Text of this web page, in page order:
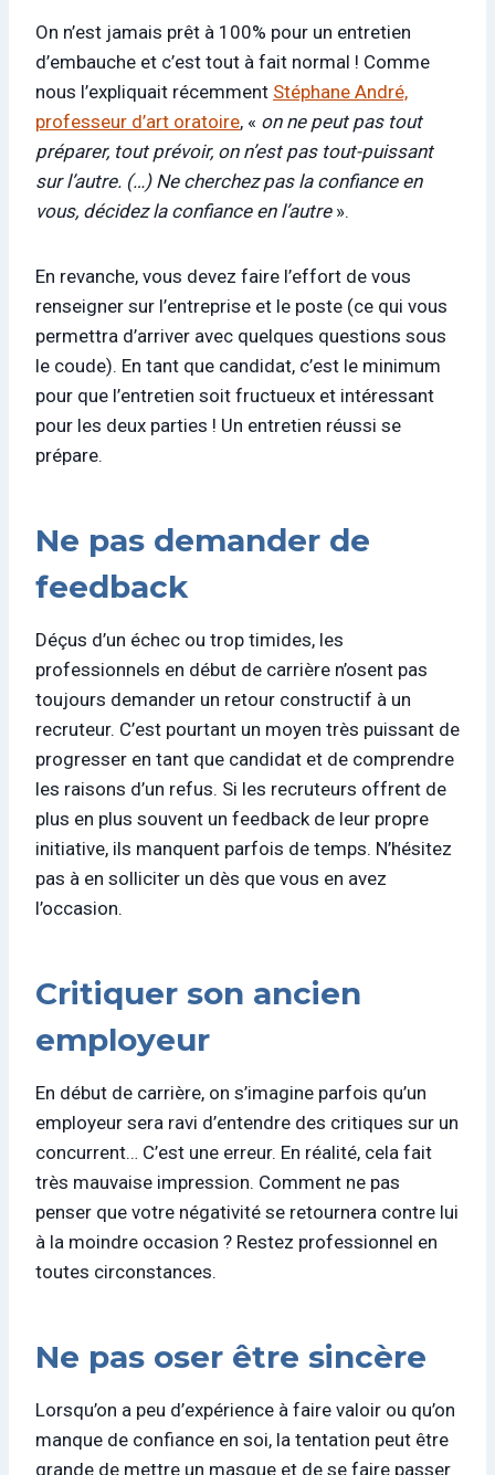
On n’est jamais prêt à 100% pour un entretien
d’embauche et c’est tout à fait normal ! Comme
nous l’expliquait récemment Stéphane André,
professeur d’art oratoire, « on ne peut pas tout
préparer, tout prévoir, on n’est pas tout-puissant
sur l’autre. (…) Ne cherchez pas la confiance en
vous, décidez la confiance en l’autre».
En revanche, vous devez faire l’effort de vous
renseigner sur l’entreprise et le poste (ce qui vous
permettra d’arriver avec quelques questions sous
le coude). En tant que candidat, c’est le minimum
pour que l’entretien soit fructueux et intéressant
pour les deux parties ! Un entretien réussi se
prépare.
Ne pas demander de
feedback
Déçus d’un échec ou trop timides, les
professionnels en début de carrière n’osent pas
toujours demander un retour constructif à un
recruteur. C’est pourtant un moyen très puissant de
progresser en tant que candidat et de comprendre
les raisons d’un refus. Si les recruteurs offrent de
plus en plus souvent un feedback de leur propre
initiative, ils manquent parfois de temps. N’hésitez
pas à en solliciter un dès que vous en avez
l’occasion.
Critiquer son ancien
employeur
En début de carrière, on s’imagine parfois qu’un
employeur sera ravi d’entendre des critiques sur un
concurrent… C’est une erreur. En réalité, cela fait
très mauvaise impression. Comment ne pas
penser que votre négativité se retournera contre lui
à la moindre occasion ? Restez professionnel en
toutes circonstances.
Ne pas oser être sincère
Lorsqu’on a peu d’expérience à faire valoir ou qu’on
manque de confiance en soi, la tentation peut être
grande de mettre un masque et de se faire passer